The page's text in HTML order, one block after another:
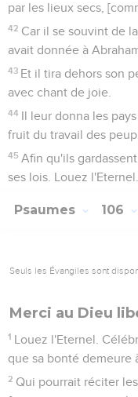
par les lieux secs,
42 Car il se souvint de
avait donnée à
43 Et il tira dehors son
avec chant de joie.
44 Il leur donna les
fruit du travail des
45 Afin qu'ils
ses lois. Louez l'Eternel.
Psaumes 106
Seuls les Évangiles sont
Merci au Dieu
1 Louez l'Eternel.
que sa bonté demeure
2 Qui pourrait réciter